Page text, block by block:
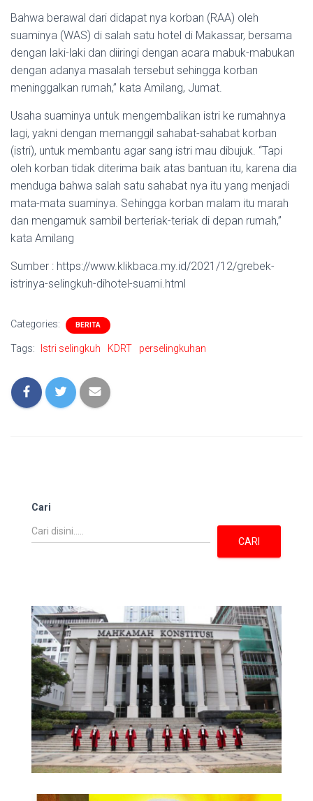
Bahwa berawal dari didapat nya korban (RAA) oleh
suaminya (WAS) di salah satu hotel di Makassar, bersama
dengan laki-laki dan diiringi dengan acara mabuk-mabukan
dengan adanya masalah tersebut sehingga korban
meninggalkan rumah,” kata Amilang, Jumat.
Usaha suaminya untuk mengembalikan istri ke rumahnya
lagi, yakni dengan memanggil sahabat-sahabat korban
(istri), untuk membantu agar sang istri mau dibujuk. “Tapi
oleh korban tidak diterima baik atas bantuan itu, karena dia
menduga bahwa salah satu sahabat nya itu yang menjadi
mata-mata suaminya. Sehingga korban malam itu marah
dan mengamuk sambil berteriak-teriak di depan rumah,”
kata Amilang
Sumber : https://www.klikbaca.my.id/2021/12/grebek-
istrinya-selingkuh-dihotel-suami.html
Categories: BERITA
Tags: Istri selingkuh KDRT perselingkuhan
Cari
CARI